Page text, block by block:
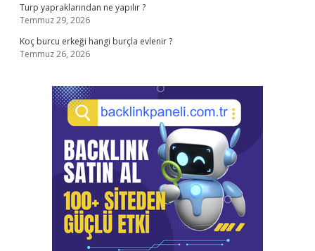
Turp yapraklarından ne yapılır ?
Temmuz 29, 2026
Koç burcu erkeği hangi burçla evlenir ?
Temmuz 26, 2026